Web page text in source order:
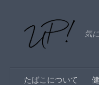
気
たばこについて